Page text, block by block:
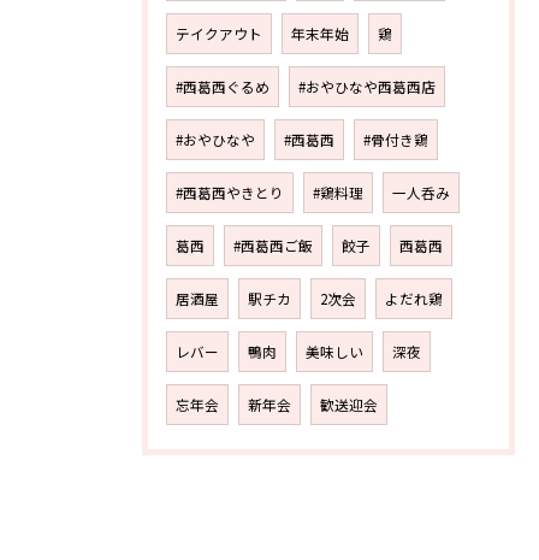
テイクアウト 年末年始 鶏
#西葛西ぐるめ #おやひなや西葛西店
#おやひなや #西葛西 #骨付き鶏
#西葛西やきとり #鶏料理 一人呑み
葛西 #西葛西ご飯 餃子 西葛西
居酒屋 駅チカ 2次会 よだれ鶏
レバー 鴨肉 美味しい 深夜
忘年会 新年会 歓送迎会